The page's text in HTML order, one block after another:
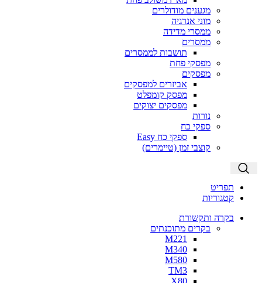
מגענים מודולרים
מוני אנרגיה
ממסרי מדידה
ממסרים
תושבות לממסרים
מפסקי פחת
מפסקים
אביזרים למפסקים
מפסק קומפלט
מפסקים יצוקים
נורות
ספקי כח
ספקי כח Easy
קוצבי זמן (טיימרים)
סגור
תפריט
קטגוריות
בקרה ותקשורת
בקרים מתוכנתים
M221
M340
M580
TM3
X80